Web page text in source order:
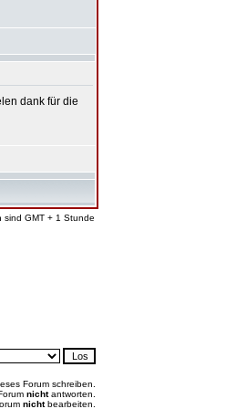
dank für die
sind GMT + 1 Stunde
Forum schreiben.
nichtantworten.
nichtbearbeiten.